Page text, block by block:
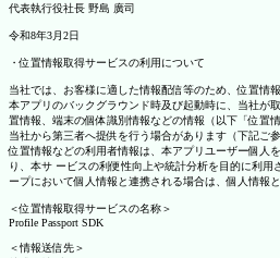
代表執行役社長 野島 廣司
令和8年3月2日
・位置情報取得サービスの利用について
当社では、お客様に適した情報配信等のため、位置情
本アプリのバックグラウンド時及び起動時に、当社が
置情報、端末の個体識別情報などの情報（以下「位置
当社から第三者へ提供を行う場合があります（下記ご参
位置情報などの利用者情報は、本アプリユーザー個人
り、本サ ービスの利便性向上や統計分析を目的に利
ープにおいて個人情報と連携される場合は、個人情報
＜位置情報取得サービスの名称＞
Profile Passport SDK
＜情報送信先＞